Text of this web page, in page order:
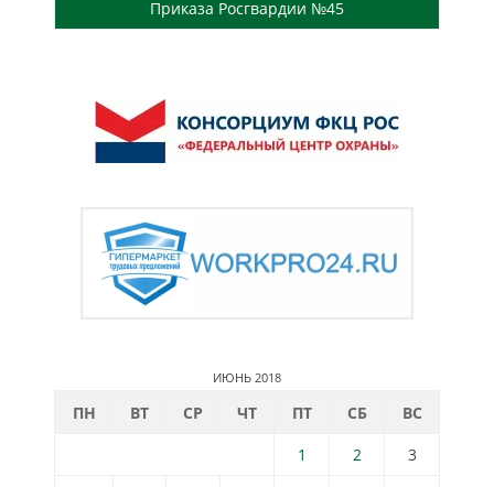
Приказа Росгвардии №45
ИЮНЬ 2018
ПН ВТ СР ЧТ ПТ СБ
ВС
1
2
3